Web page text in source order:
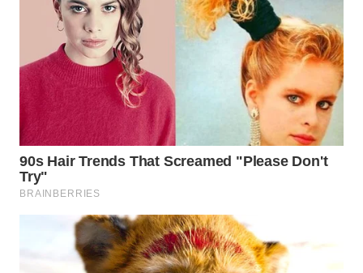
KARO
WN
SIMALUNGUN
LABUHANBATU
TAPANULI
TENGAH